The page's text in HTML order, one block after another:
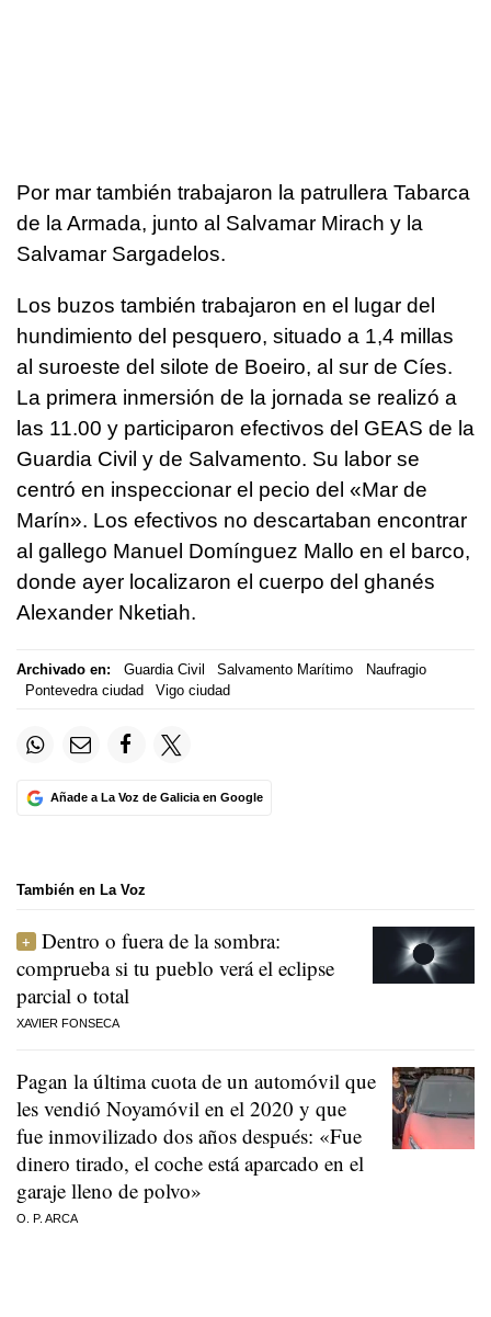
Por mar también trabajaron la patrullera Tabarca
de la Armada, junto al Salvamar Mirach y la
Salvamar Sargadelos.
Los buzos también trabajaron en el lugar del
hundimiento del pesquero, situado a 1,4 millas
al suroeste del silote de Boeiro, al sur de Cíes.
La primera inmersión de la jornada se realizó a
las 11.00 y participaron efectivos del GEAS de la
Guardia Civil y de Salvamento. Su labor se
centró en inspeccionar el pecio del «Mar de
Marín». Los efectivos no descartaban encontrar
al gallego Manuel Domínguez Mallo en el barco,
donde ayer localizaron el cuerpo del ghanés
Alexander Nketiah.
Archivado en: Guardia Civil Salvamento Marítimo
Naufragio
Pontevedra ciudad
Vigo ciudad
Añade a La Voz de Galicia en Google
También en La Voz
Dentro o fuera de la sombra:
comprueba si tu pueblo verá el eclipse
parcial o total
XAVIER FONSECA
Pagan la última cuota de un automóvil que
les vendió Noyamóvil en el 2020 y que
fue inmovilizado dos años después: «Fue
dinero tirado, el coche está aparcado en el
garaje lleno de polvo»
O. P. ARCA